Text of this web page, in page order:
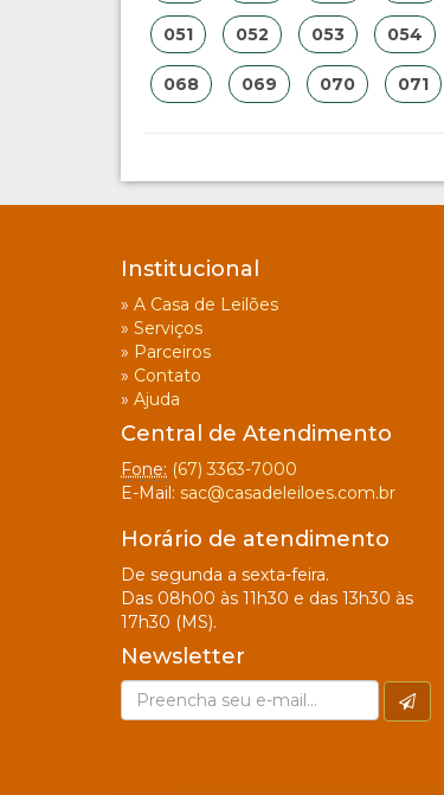
051 052 053 054
068 069 070 071
Institucional
» A Casa de Leilões
» Serviços
» Parceiros
» Contato
» Ajuda
Central de Atendimento
Fone: (67) 3363-7000
E-Mail: sac@casadeleiloes.com.br
Horário de atendimento
De segunda a sexta-feira.
Das 08h00 às 11h30 e das 13h30 às
17h30 (MS).
Newsletter